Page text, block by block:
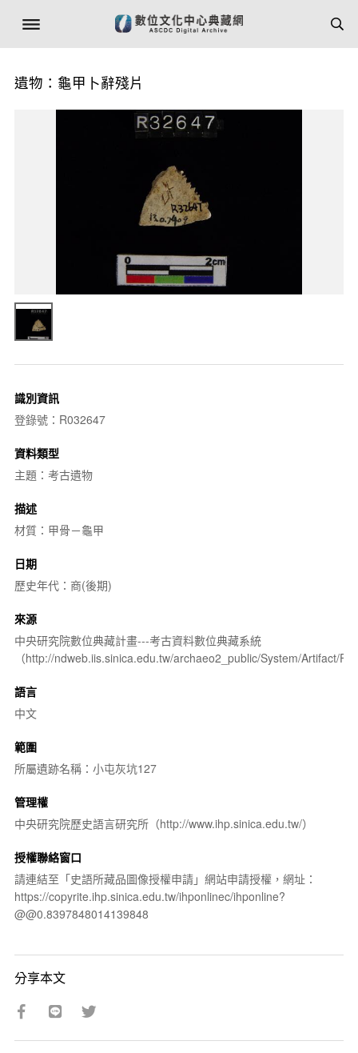
遺物：龜甲卜辭殘片
識別資訊
登錄號：R032647
資料類型
主題：考古遺物
描述
材質：甲骨－龜甲
日期
歷史年代：商(後期)
來源
中央研究院數位典藏計畫---考古資料數位典藏系統
（http://ndweb.iis.sinica.edu.tw/archaeo2_public/System/Artifact/
語言
中文
範圍
所屬遺跡名稱：小屯灰坑127
管理權
中央研究院歷史語言研究所（http://www.ihp.sinica.edu.tw/）
授權聯絡窗口
請連結至「史語所藏品圖像授權申請」網站申請授權，網址：
https://copyrite.ihp.sinica.edu.tw/ihponlinec/ihponline?
@@0.8397848014139848
分享本文